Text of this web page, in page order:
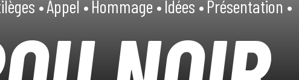
•Appel •Hommage •Idées •Présentation •